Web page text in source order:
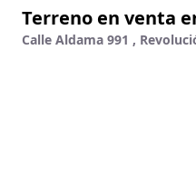
Terreno en venta
Calle Aldama 991 ,